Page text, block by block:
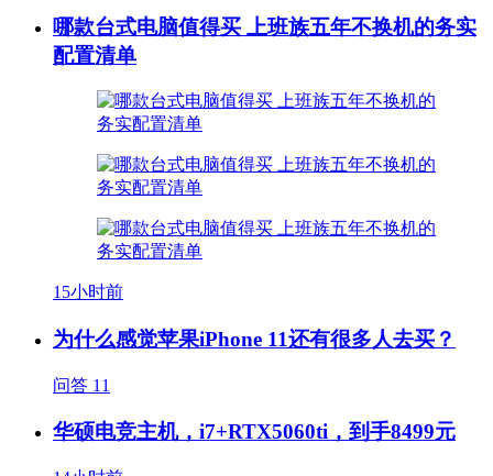
哪款台式电脑值得买 上班族五年不换机的务实
配置清单
15小时前
为什么感觉苹果iPhone 11还有很多人去买？
问答 11
华硕电竞主机，i7+RTX5060ti，到手8499元